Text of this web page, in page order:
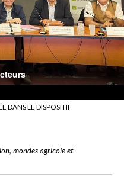
DANS LE DISPOSITIF
mondes agricole et